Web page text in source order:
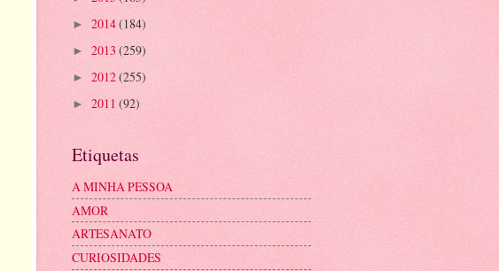
► 2014(184)
► 2013 (259)
► 2012(255)
► 2011 (92)
Etiquetas
A MINHA PESSOA
AMOR
ARTESANATO
CURIOSIDADES